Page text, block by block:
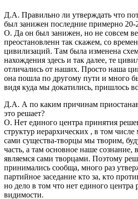
Д.А. Правильно ли утверждать что
был занижен последние примерно 20-
О. Да он был занижен, но не совсем
преостановленн так скажем, со
цивилизаций. Там была изменена
нахождения здесь и так далее, те
отличались от наших. Просто наша
она пошла по другому пути и много
видя куда мы докатились, пришлось
Д.А. А по каким причинам
это решает?
О. Нет единого центра принятия
структур иерархических , в том
сами существа-творцы мы творим,
часть, а там основное наше
являемся сами творцами. Поэтому
принимались сообща, много раз
партийное заседание кто за, кто
но дело в том что нет единого центра
видимости.